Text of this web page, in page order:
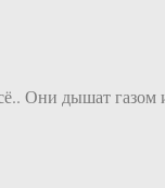
Они дышат